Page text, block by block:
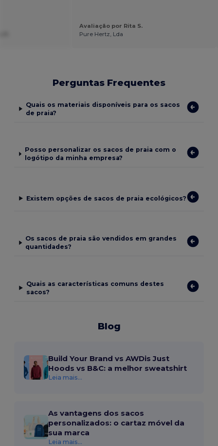
Avaliação por Rita S.
Pure Hertz, Lda
Perguntas Frequentes
Quais os materiais disponíveis para os sacos
de praia?
Posso personalizar os sacos de praia com o
logótipo da minha empresa?
Existem opções de sacos de praia ecológicos?
Os sacos de praia são vendidos em grandes
quantidades?
Quais as características comuns destes
sacos?
Blog
Build Your Brand vs AWDis Just
Hoods vs B&C: a melhor sweatshirt
Leia mais...
As vantagens dos sacos
personalizados: o cartaz móvel da
sua marca
Leia mais...